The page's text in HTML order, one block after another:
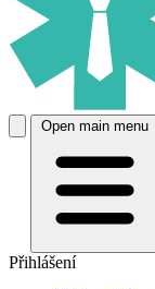
Open main menu
Přihlášení